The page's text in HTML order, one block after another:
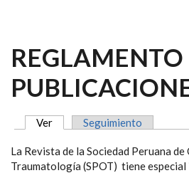
REGLAMENTO
SOLAPAS
Ver (solapa activa)
Seguimiento
La Revista de la Sociedad Peruana
Traumatología (SPOT) tiene